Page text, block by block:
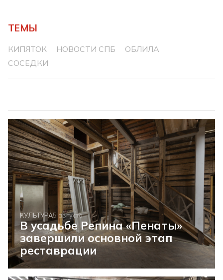
ТЕМЫ
КИПЯТОК НОВОСТИ СПБ
ОБЛИЛА
СОСЕДКИ
КУЛЬТУРА5 августа
В усадьбе Репина «Пенаты»
завершили основной этап
реставрации